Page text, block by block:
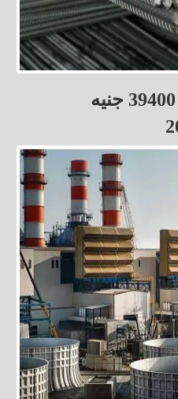
حديد المصريين يسجل 39400 جنيه